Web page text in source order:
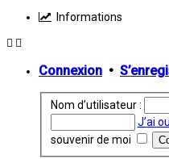
Informations
Connexion •
Nom d’utilisateur :
J’ai
souvenir de moi